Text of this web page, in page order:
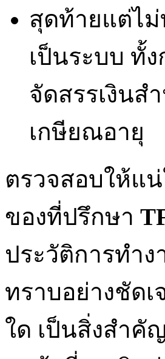
สุดท้ายแต่ไ
เป็นระบบ ทั้
จัดสรรเงินส
เกษียณอายุ
ตรวจสอบให้แ
ของที่ปรึกษา
ประวัติการทำ
ทราบอย่างชัดเ
ใด เป็นสิ่งสำคั